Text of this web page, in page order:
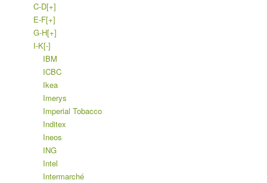
C-D[+]
E-F[+]
G-H[+]
I-K[-]
IBM
ICBC
Ikea
Imerys
Imperial Tobacco
Inditex
Ineos
ING
Intel
Intermarché